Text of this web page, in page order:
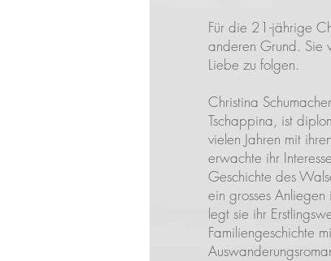
Für die 21-jährige
anderen Grund. Sie
Liebe zu folgen.
Christina
Tschappina, ist
vielen Jahren mit
erwachte ihr
Geschichte des
ein grosses
legt sie ihr
Familiengeschichte